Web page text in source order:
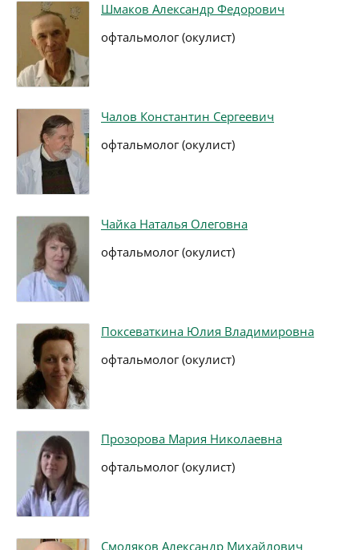
Шмаков Александр Федорович
офтальмолог (окулист)
Чалов Константин Сергеевич
офтальмолог (окулист)
Чайка Наталья Олеговна
офтальмолог (окулист)
Поксеваткина Юлия Владимировна
офтальмолог (окулист)
Прозорова Мария Николаевна
офтальмолог (окулист)
Смоляков Александр Михайлович